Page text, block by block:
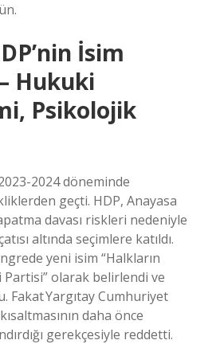
İsim
Hukuki
Psikolojik
2024 döneminde
geçti. HDP, Anayasa
davası riskleri nedeniyle
altında seçimlere katıldı.
yeni isim “Halkların
olarak belirlendi ve
Fakat Yargıtay Cumhuriyet
daha önce
gerekçesiyle reddetti.